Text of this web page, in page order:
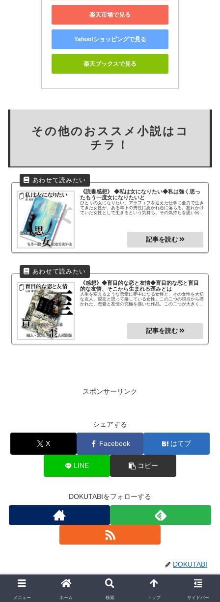
楽天市場で見る
Yahoo!ショッピングで見る
楽天ブックスで見る
その他のおススメ小説はコ
チラ！
《読書感想》 ◆私は女になりたい◆私は強く思っ
たもう一度女になりたいと
ひとりの女になりたい。アラフィフを迎えた仕事に全力で生き
てきた女性が、ある年下の男性に惹かれ恋に落ちる。忘れかけ
ていた女性として生きるという気持ち。その気持ちを思い出し
《感想》◆盲目的な恋と友情◆盲目的な恋と盲目
的な友情、そこから生まれる歪みとは
人生を変えるような恋愛に夢中になる女性と、その女性を大切
な友人、親友と思って接している女性。この二つの視点から描
かれた、恋愛と友情の究極を描いた作品。この二つが大きくな
スポンサーリンク
シェアする
X Facebook はてブ
LINE コピー
DOKUTABIをフォローする
DOKUTABI
メニュー ホーム 検索 トップ サイドバー